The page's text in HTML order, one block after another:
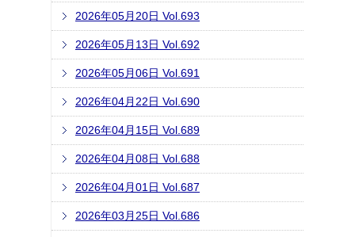
2026年05月20日 Vol.693
2026年05月13日 Vol.692
2026年05月06日 Vol.691
2026年04月22日 Vol.690
2026年04月15日 Vol.689
2026年04月08日 Vol.688
2026年04月01日 Vol.687
2026年03月25日 Vol.686